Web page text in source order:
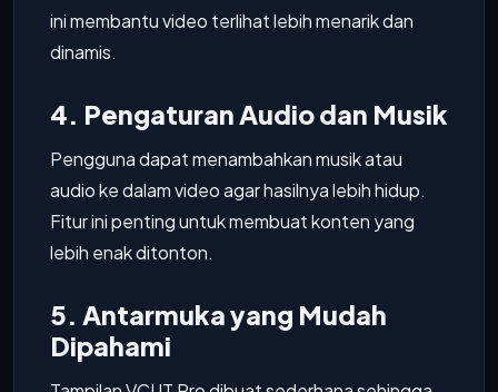
ini membantu video terlihat lebih menarik dan
dinamis.
4. Pengaturan Audio dan Musik
Pengguna dapat menambahkan musik atau
audio ke dalam video agar hasilnya lebih hidup.
Fitur ini penting untuk membuat konten yang
lebih enak ditonton.
5. Antarmuka yang Mudah
Dipahami